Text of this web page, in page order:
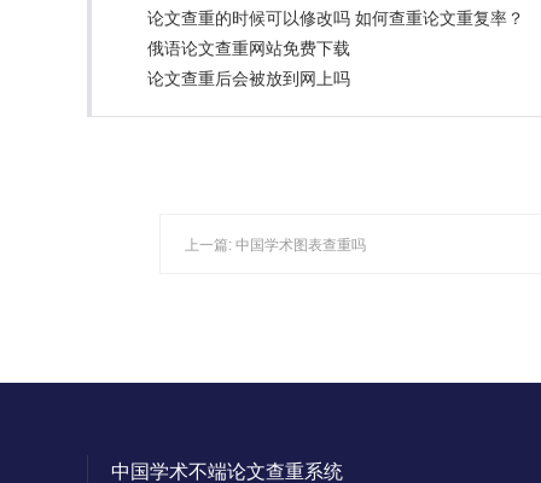
论文查重的时候可以修改吗 如何查重论文重复率？
俄语论文查重网站免费下载
论文查重后会被放到网上吗
上一篇: 中国学术图表查重吗
中国学术不端论文查重系统